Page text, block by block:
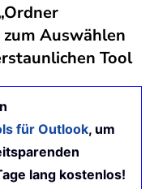
Auswählen
Tool
für Outlook, um
lang kostenlos!